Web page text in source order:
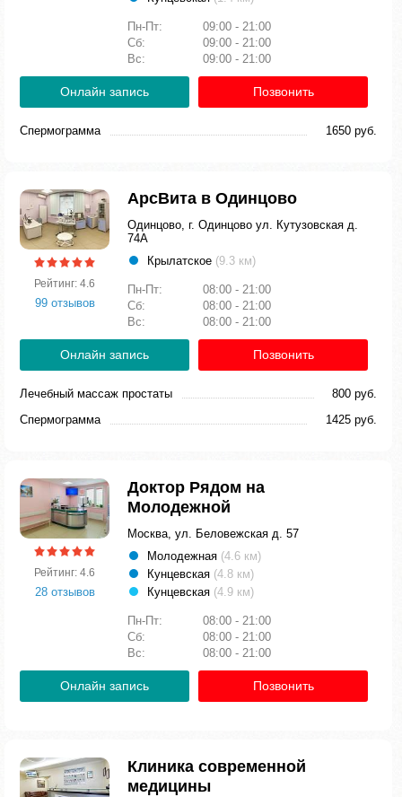
Пн-Пт:
09:00 - 21:00
Сб:
09:00 - 21:00
Вс:
09:00 - 21:00
Онлайн запись Позвонить
Спермограмма 1650 руб.
Рейтинг: 4.6
99 отзывов
АрсВита в Одинцово
Одинцово, г. Одинцово ул. Кутузовская д.
74А
Крылатское (9.3 км)
Пн-Пт:
08:00 - 21:00
Сб:
08:00 - 21:00
Вс:
08:00 - 21:00
Онлайн запись Позвонить
Лечебный массаж простаты
800 руб.
Спермограмма
1425 руб.
Рейтинг: 4.6
28 отзывов
Доктор Рядом на
Молодежной
Москва, ул. Беловежская д. 57
Молодежная (4.6 км)
Кунцевская (4.8 км)
Кунцевская (4.9 км)
Пн-Пт:
08:00 - 21:00
Сб:
08:00 - 21:00
Вс:
08:00 - 21:00
Онлайн запись Позвонить
Клиника современной
медицины